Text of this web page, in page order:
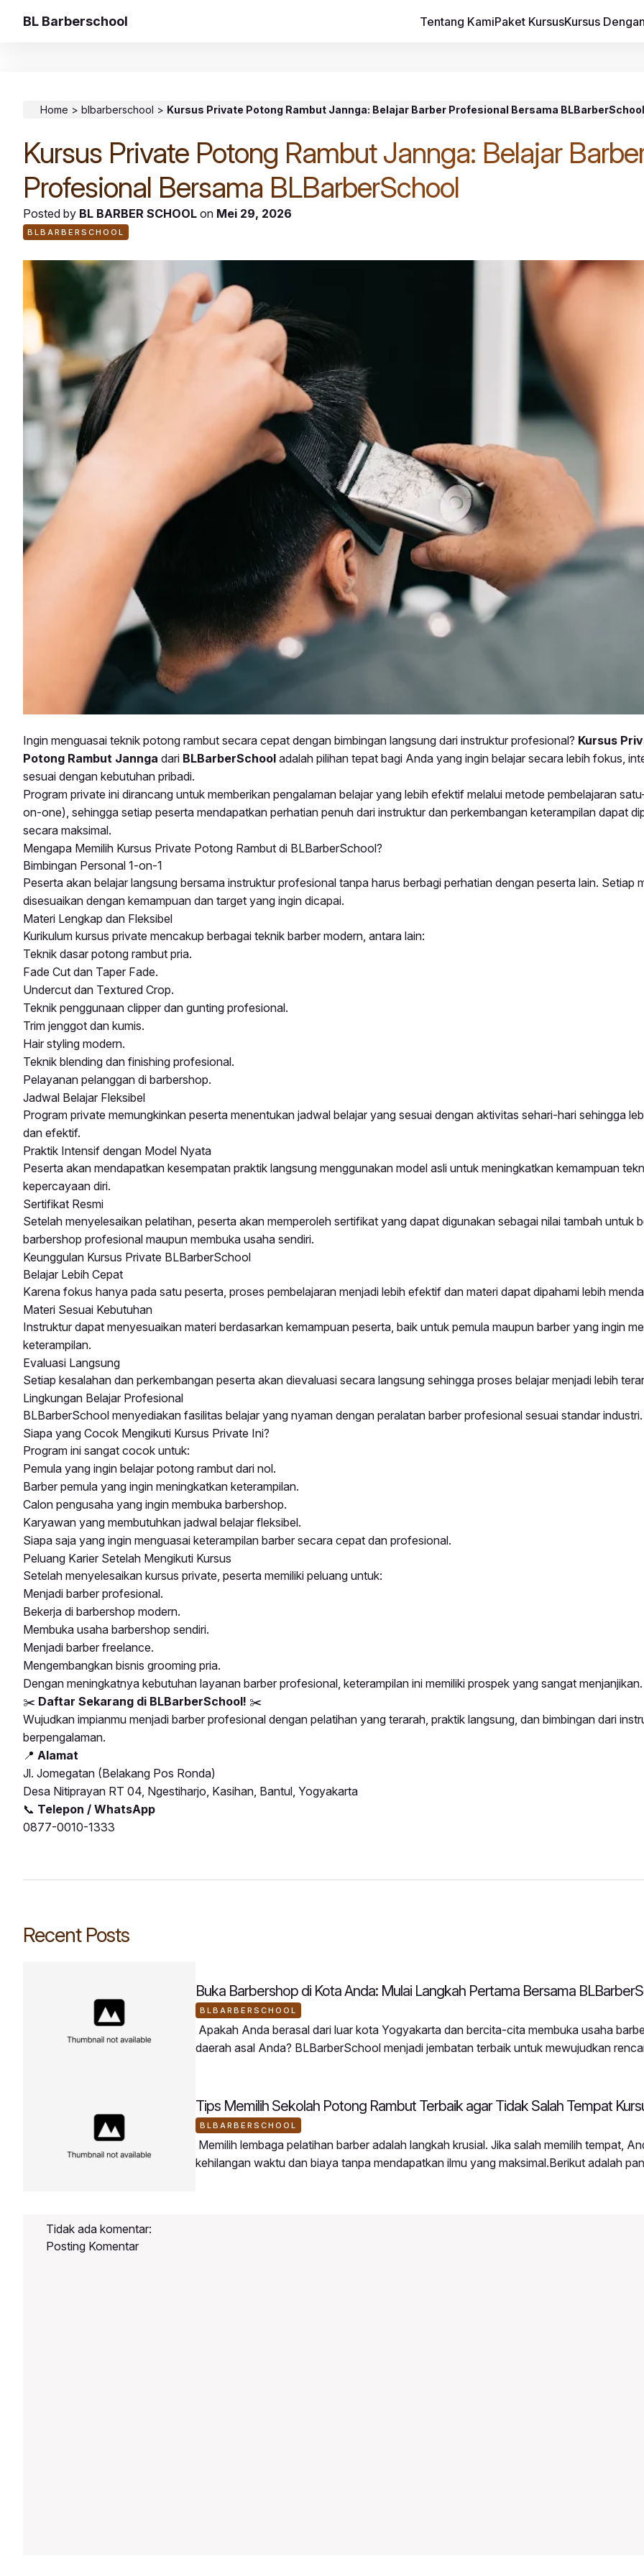
BL Barberschool Tentang KamiPaket KursusKursus
Home > blbarberschool > Kursus Private Potong Rambut Jannga: Belajar Barber Profesional Bersama BLBarberSchool
Kursus Private Potong Rambut Jannga: Belajar
Profesional Bersama BLBarberSchool
Posted by BL BARBER SCHOOL on Mei 29, 2026
BLBARBERSCHOOL
Ingin menguasai teknik potong rambut secara cepat dengan bimbingan langsung dari instruktur profesional? Kursus
Potong Rambut Jannga dari BLBarberSchool adalah pilihan tepat bagi Anda yang ingin belajar secara lebih fokus,
sesuai dengan kebutuhan pribadi.
Program private ini dirancang untuk memberikan pengalaman belajar yang lebih efektif melalui metode pembelajaran
on-one), sehingga setiap peserta mendapatkan perhatian penuh dari instruktur dan perkembangan keterampilan dapat
secara maksimal.
Mengapa Memilih Kursus Private Potong Rambut di BLBarberSchool?
Bimbingan Personal 1-on-1
Peserta akan belajar langsung bersama instruktur profesional tanpa harus berbagi perhatian dengan peserta lain. Setiap
disesuaikan dengan kemampuan dan target yang ingin dicapai.
Materi Lengkap dan Fleksibel
Kurikulum kursus private mencakup berbagai teknik barber modern, antara lain:
Teknik dasar potong rambut pria.
Fade Cut dan Taper Fade.
Undercut dan Textured Crop.
Teknik penggunaan clipper dan gunting profesional.
Trim jenggot dan kumis.
Hair styling modern.
Teknik blending dan finishing profesional.
Pelayanan pelanggan di barbershop.
Jadwal Belajar Fleksibel
Program private memungkinkan peserta menentukan jadwal belajar yang sesuai dengan aktivitas sehari-hari sehingga
dan efektif.
Praktik Intensif dengan Model Nyata
Peserta akan mendapatkan kesempatan praktik langsung menggunakan model asli untuk meningkatkan kemampuan
kepercayaan diri.
Sertifikat Resmi
Setelah menyelesaikan pelatihan, peserta akan memperoleh sertifikat yang dapat digunakan sebagai nilai tambah untuk
barbershop profesional maupun membuka usaha sendiri.
Keunggulan Kursus Private BLBarberSchool
Belajar Lebih Cepat
Karena fokus hanya pada satu peserta, proses pembelajaran menjadi lebih efektif dan materi dapat dipahami lebih
Materi Sesuai Kebutuhan
Instruktur dapat menyesuaikan materi berdasarkan kemampuan peserta, baik untuk pemula maupun barber yang ingin
keterampilan.
Evaluasi Langsung
Setiap kesalahan dan perkembangan peserta akan dievaluasi secara langsung sehingga proses belajar menjadi lebih
Lingkungan Belajar Profesional
BLBarberSchool menyediakan fasilitas belajar yang nyaman dengan peralatan barber profesional sesuai standar industri.
Siapa yang Cocok Mengikuti Kursus Private Ini?
Program ini sangat cocok untuk:
Pemula yang ingin belajar potong rambut dari nol.
Barber pemula yang ingin meningkatkan keterampilan.
Calon pengusaha yang ingin membuka barbershop.
Karyawan yang membutuhkan jadwal belajar fleksibel.
Siapa saja yang ingin menguasai keterampilan barber secara cepat dan profesional.
Peluang Karier Setelah Mengikuti Kursus
Setelah menyelesaikan kursus private, peserta memiliki peluang untuk:
Menjadi barber profesional.
Bekerja di barbershop modern.
Membuka usaha barbershop sendiri.
Menjadi barber freelance.
Mengembangkan bisnis grooming pria.
Dengan meningkatnya kebutuhan layanan barber profesional, keterampilan ini memiliki prospek yang sangat menjanjikan.
✂️ Daftar Sekarang di BLBarberSchool! ✂️
Wujudkan impianmu menjadi barber profesional dengan pelatihan yang terarah, praktik langsung, dan bimbingan dari
berpengalaman.
📍 Alamat
Jl. Jomegatan (Belakang Pos Ronda)
Desa Nitiprayan RT 04, Ngestiharjo, Kasihan, Bantul, Yogyakarta
📞 Telepon / WhatsApp
0877-0010-1333
Recent Posts
Buka Barbershop di Kota Anda: Mulai Langkah Pertama Bersama
BLBARBERSCHOOL
Apakah Anda berasal dari luar kota Yogyakarta dan bercita-cita membuka usaha
daerah asal Anda? BLBarberSchool menjadi jembatan terbaik untuk mewujudkan
Daerah Sangat Potensial?Persaingan
Tips Memilih Sekolah Potong Rambut Terbaik agar Tidak Salah Tempat
BLBARBERSCHOOL
Memilih lembaga pelatihan barber adalah langkah krusial. Jika salah memilih tempat,
kehilangan waktu dan biaya tanpa mendapatkan ilmu yang maksimal.Berikut adalah
Tidak ada komentar:
Posting Komentar